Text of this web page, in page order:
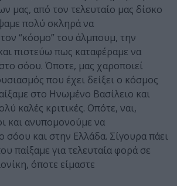
μας, από τον τελευταίο μας δίσκο
πολύ σκληρά να
“κόσμο” του άλμπουμ, την
πιστεύω πως καταφέραμε να
σόου. Όποτε, μας χαροποιεί
που έχει δείξει ο κόσμος
στο Ηνωμένο Βασίλειο και
καλές κριτικές. Οπότε, ναι,
και ανυπομονούμε να
σόου και στην Ελλάδα. Σίγουρα πάει
παίξαμε για τελευταία φορά σε
όποτε είμαστε